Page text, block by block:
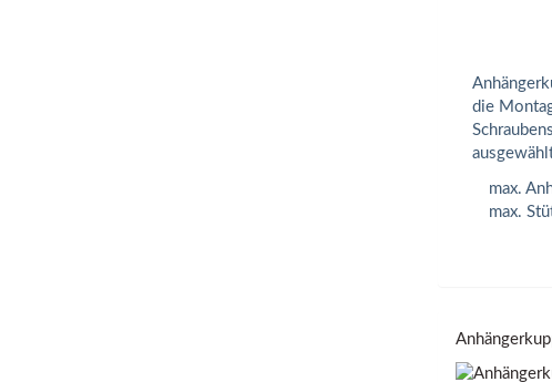
die
max.
max.